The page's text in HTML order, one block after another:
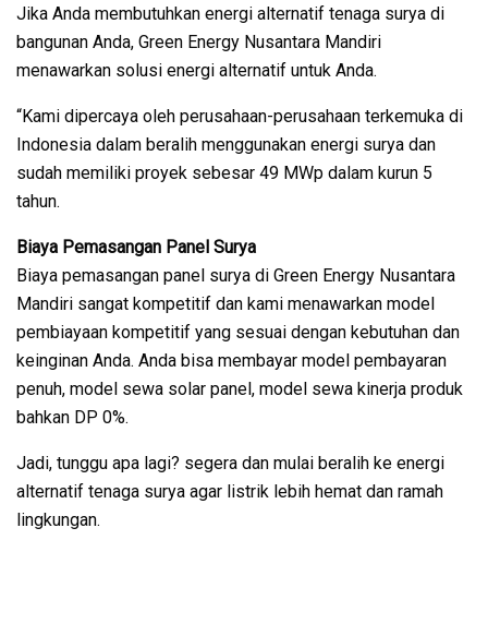
Jika Anda membutuhkan energi alternatif tenaga surya di
bangunan Anda, Green Energy Nusantara Mandiri
menawarkan solusi energi alternatif untuk Anda.
“Kami dipercaya oleh perusahaan-perusahaan terkemuka di
Indonesia dalam beralih menggunakan energi surya dan
sudah memiliki proyek sebesar 49 MWp dalam kurun 5
tahun.
Biaya Pemasangan Panel Surya
Biaya pemasangan panel surya di Green Energy Nusantara
Mandiri sangat kompetitif dan kami menawarkan model
pembiayaan kompetitif yang sesuai dengan kebutuhan dan
keinginan Anda. Anda bisa membayar model pembayaran
penuh, model sewa solar panel, model sewa kinerja produk
bahkan DP 0%.
Jadi, tunggu apa lagi? segera dan mulai beralih ke energi
alternatif tenaga surya agar listrik lebih hemat dan ramah
lingkungan.